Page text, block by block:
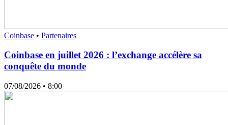
Coinbase • Partenaires
Coinbase en juillet 2026 : l’exchange accélère sa
conquête du monde
07/08/2026 • 8:00